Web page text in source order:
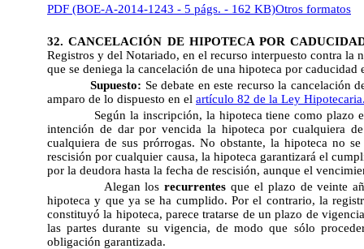
PDF (BOE-A-2014-1243 - 5 págs. - 162 KB)Otros formatos
32. CANCELACIÓN DE HIPOTECA POR
Registros y del Notariado, en el recurso interpuesto contra
que se deniega la cancelación de una hipoteca por
Supuesto: Se debate en este recurso la cancelación
amparo de lo dispuesto en el artículo 82 de la Ley
Según la inscripción, la hipoteca tiene como plazo
intención de dar por vencida la hipoteca por cualquiera
cualquiera de sus prórrogas. No obstante, la hipoteca no
rescisión por cualquier causa, la hipoteca garantizará el
por la deudora hasta la fecha de rescisión, aunque el
Alegan los recurrentes que el plazo de veinte
hipoteca y que ya se ha cumplido. Por el contrario, la
constituyó la hipoteca, parece tratarse de un plazo de
las partes durante su vigencia, de modo que sólo
obligación garantizada.